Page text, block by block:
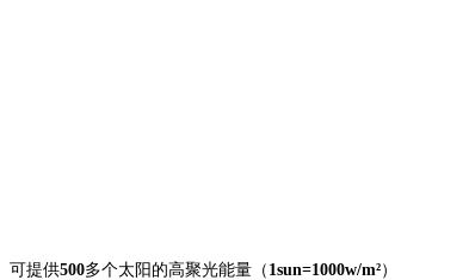
可提供500多个太阳的高聚光能量（ 1sun=1000w/m²）